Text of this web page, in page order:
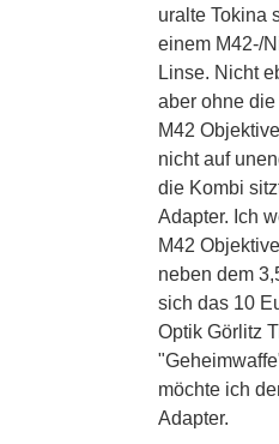
uralte Tokina
einem M42-/
Linse. Nicht
aber ohne
M42
nicht auf
die Kombi
Adapter. Ich
M42
neben dem
sich das 10
Optik Görlitz
möchte ich
Adapter.